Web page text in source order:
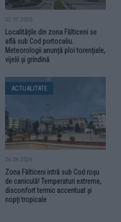
02.07.2026
Localitățile din zona Fălticeni se
află sub Cod portocaliu.
Meteorologii anunță ploi torențiale,
vijelii și grindină
ACTUALITATE
26.06.2026
Zona Fălticeni intră sub Cod roșu
de caniculă! Temperaturi extreme,
disconfort termic accentuat și
nopți tropicale